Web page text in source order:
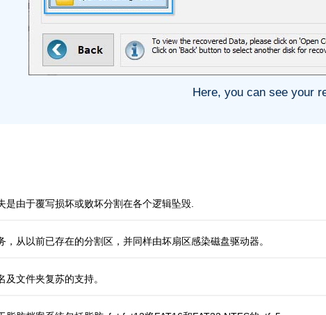
Here, you can see your
是由于覆写损坏或败坏分割在各个逻辑坠毁.
，从以前已存在的分割区，并同样由坏扇区感染磁盘驱动器。
及文件夹复苏的支持。